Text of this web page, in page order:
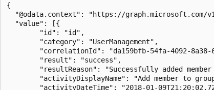
{
"@odata.context": "https://graph.microsoft.com/
  "value": [{
        "id": "id",
        "category": "UserManagement",
"correlationId": "da159bfb-54fa-4092-8a38-
        "result": "success",
"resultReason": "Successfully added member
"activityDisplayName": "Add member to
"activityDateTime": "2018-01-